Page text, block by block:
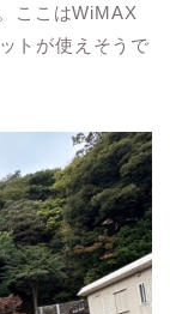
ここはWiMAX
トが使えそうで